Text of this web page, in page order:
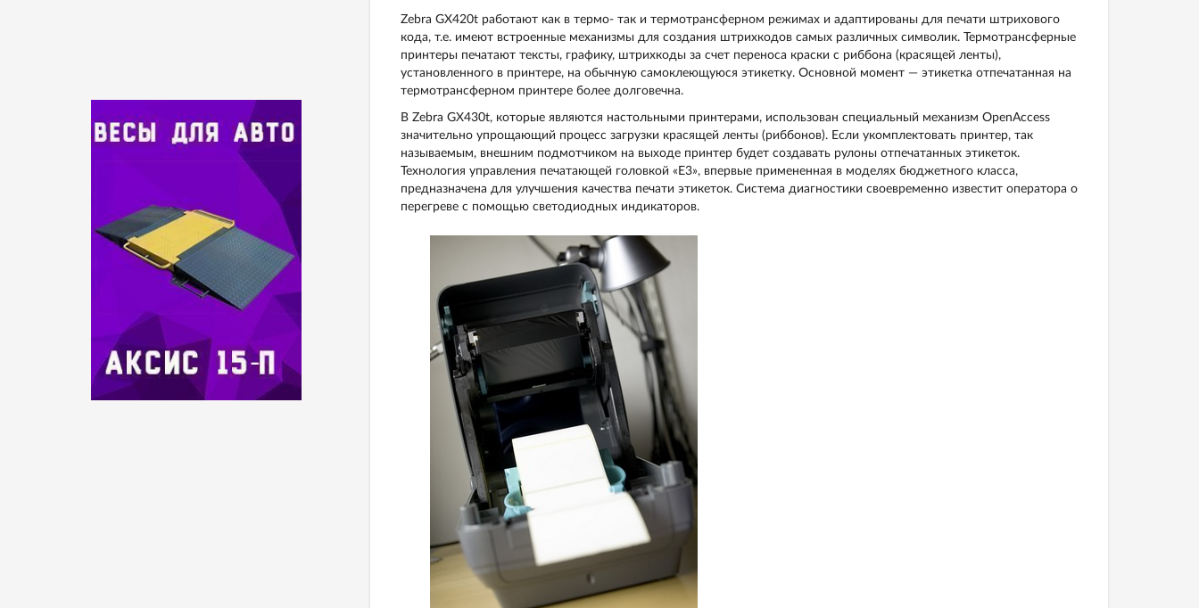
Zebra GX420t работают как в термо- так и термотрансферном режимах и адаптированы для печати штрихового
кода, т.е. имеют встроенные механизмы для создания штрихкодов самых различных символик. Термотрансферные
принтеры печатают тексты, графику, штрихкоды за счет переноса краски с риббона (красящей ленты),
установленного в принтере, на обычную самоклеющуюся этикетку. Основной момент — этикетка отпечатанная на
термотрансферном принтере более долговечна.
В Zebra GX430t, которые являются настольными принтерами, использован специальный механизм OpenAccess
значительно упрощающий процесс загрузки красящей ленты (риббонов). Если укомплектовать принтер, так
называемым, внешним подмотчиком на выходе принтер будет создавать рулоны отпечатанных этикеток.
Технология управления печатающей головкой «E3», впервые примененная в моделях бюджетного класса,
предназначена для улучшения качества печати этикеток. Система диагностики своевременно известит оператора о
перегреве с помощью светодиодных индикаторов.